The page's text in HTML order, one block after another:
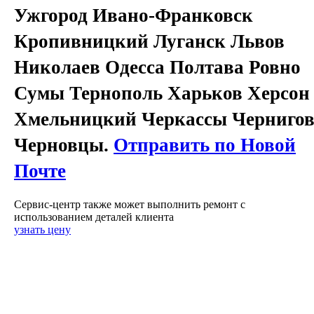
Ужгород Ивано-Франковск
Кропивницкий Луганск Львов
Николаев Одесса Полтава Ровно
Сумы Тернополь Харьков Херсон
Хмельницкий Черкассы Чернигов
Черновцы. Отправить по Новой
Почте
Сервис-центр также может выполнить ремонт с
использованием деталей клиента
узнать цену